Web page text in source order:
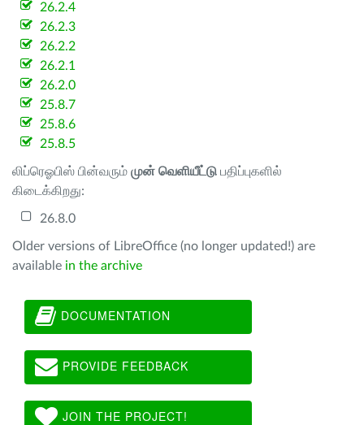
26.2.4
26.2.3
26.2.2
26.2.1
26.2.0
25.8.7
25.8.6
25.8.5
லிப்ரெஓபிஸ் பின்வரும் முன் வெளியீட்டு பதிப்புகளில்
கிடைக்கிறது:
26.8.0
Older versions of LibreOffice (no longer updated!) are
available in the archive
DOCUMENTATION
PROVIDE FEEDBACK
JOIN THE PROJECT!